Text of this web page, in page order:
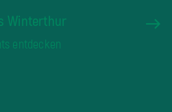
Winterthur
entdecken